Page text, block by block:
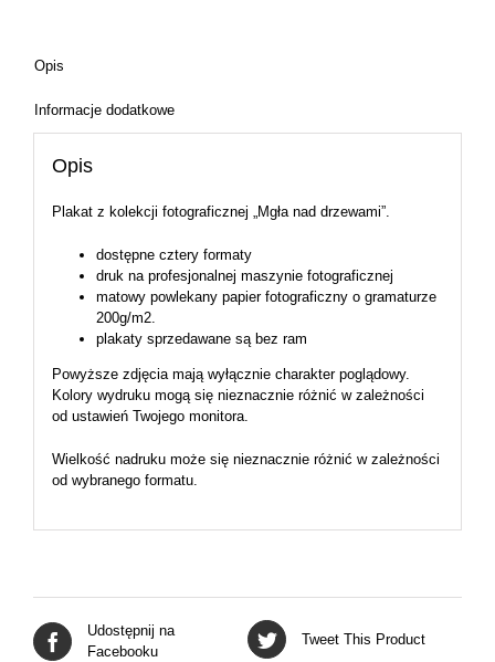
Opis
Informacje dodatkowe
Opis
Plakat z kolekcji fotograficznej „Mgła nad drzewami”.
dostępne cztery formaty
druk na profesjonalnej maszynie fotograficznej
matowy powlekany papier fotograficzny o gramaturze
200g/m2.
plakaty sprzedawane są bez ram
Powyższe zdjęcia mają wyłącznie charakter poglądowy.
Kolory wydruku mogą się nieznacznie różnić w zależności
od ustawień Twojego monitora.
Wielkość nadruku może się nieznacznie różnić w zależności
od wybranego formatu.
Udostępnij na
Facebooku
Tweet This Product